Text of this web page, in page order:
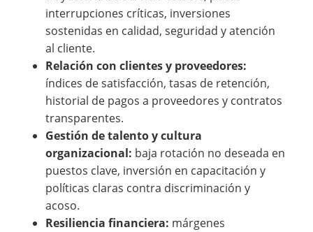
interrupciones críticas, inversiones
sostenidas en calidad, seguridad y atención
al cliente.
Relación con clientes y proveedores:
índices de satisfacción, tasas de retención,
historial de pagos a proveedores y contratos
transparentes.
Gestión de talento y cultura
organizacional: baja rotación no deseada en
puestos clave, inversión en capacitación y
políticas claras contra discriminación y
acoso.
Resiliencia financiera: márgenes